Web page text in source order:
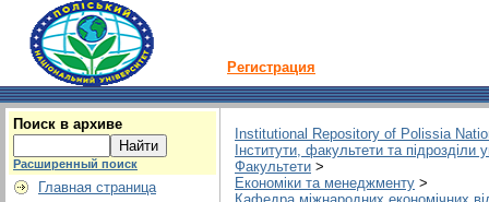
Регистрация
Поиск в архиве
Расширенный поиск
Главная страница
Institutional Repository of Polissia
Інститути, факультети та підрозділи
Факультети >
Економіки та менеджменту >